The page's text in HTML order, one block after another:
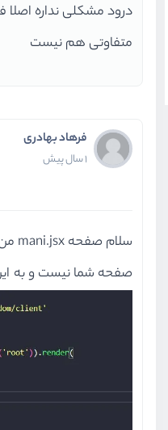
درود مشکلی نداره
متفاوتی هم نیست
فرهاد بهادری
1 سال پیش
صفحه شما نیست و به